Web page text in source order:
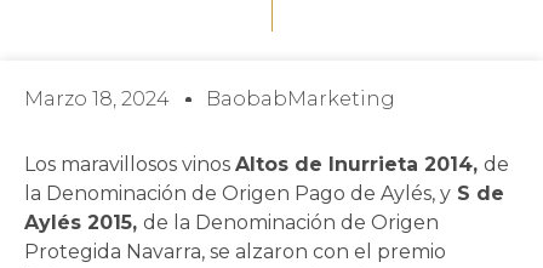
Marzo 18, 2024 BaobabMarketing
Los maravillosos vinos Altos de Inurrieta 2014, de
la Denominación de Origen Pago de Aylés, y S de
Aylés 2015, de la Denominación de Origen
Protegida Navarra, se alzaron con el premio